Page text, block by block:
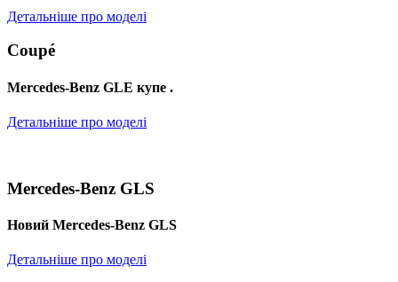
Детальніше про моделі
Coupé
Mercedes-Benz GLE купе .
Детальніше про моделі
Mercedes-Benz GLS
Новий Mercedes-Benz GLS
Детальніше про моделі